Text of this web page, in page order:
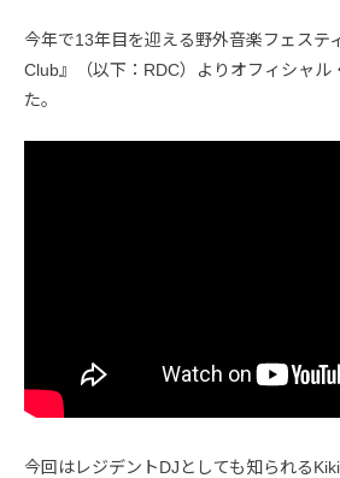
今年で13年目を迎える野外音楽フェステ
Club』（以下：RDC）よりオフィシャル
た。
今回はレジデントDJとしても知られる